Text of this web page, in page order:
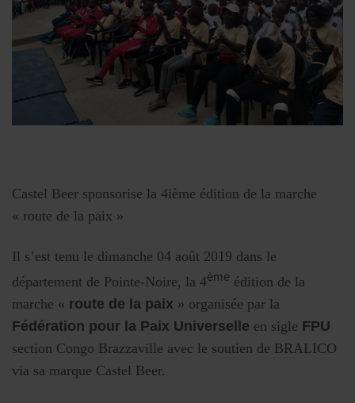
Castel Beer sponsorise la 4ième édition de la marche
« route de la paix »
Il s’est tenu le dimanche 04 août 2019 dans le
département de Pointe-Noire, la 4ème édition de la
marche « route de la paix » organisée par la
Fédération pour la Paix Universelle en sigle FPU
section Congo Brazzaville avec le soutien de BRALICO
via sa marque Castel Beer.